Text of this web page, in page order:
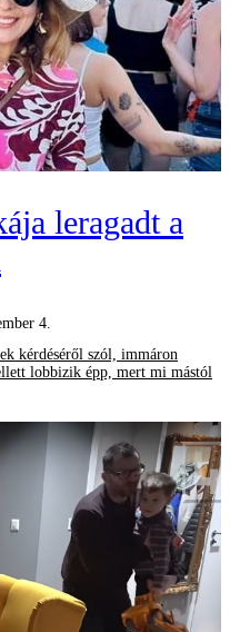
leragadt a
4.
kérdéséről szól, immáron
lobbizik épp, mert mi mástól